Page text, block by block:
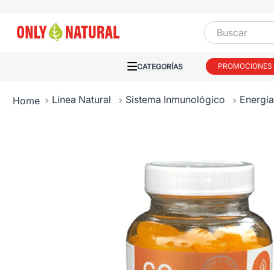
Buscar
PROMOCIONES
Línea Natural Sistema Inmunológico Energía